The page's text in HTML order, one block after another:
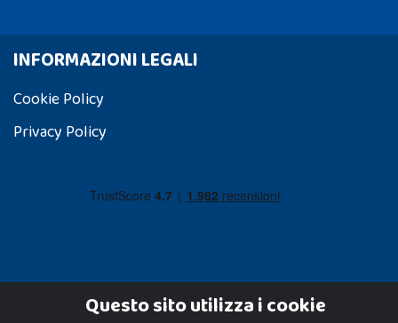
INFORMAZIONI LEGALI
Cookie Policy
Privacy Policy
Questo sito utilizza i cookie